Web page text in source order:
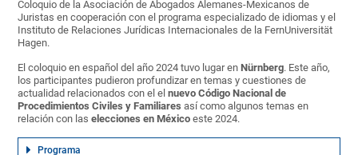
Coloquio de la Asociación de Abogados Alemanes-Mexicanos de
Juristas en cooperación con el programa especializado de idiomas y el
Instituto de Relaciones Jurídicas Internacionales de la FernUniversität
Hagen.
El coloquio en español del año 2024 tuvo lugar enNürnberg. Este año,
los participantes pudieron profundizar en temas y cuestiones de
actualidad relacionados con el elnuevo Código Nacional de
Procedimientos Civiles y Familiaresasí como algunos temas en
relación con laselecciones en Méxicoeste 2024.
Programa